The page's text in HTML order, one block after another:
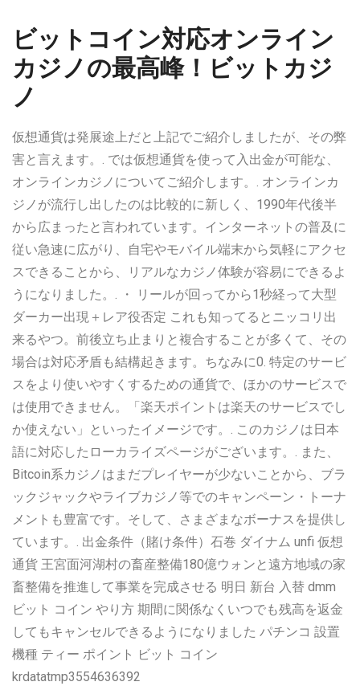
ビットコイン対応オンライン
カジノの最高峰！ビットカジ
ノ
仮想通貨は発展途上だと上記でご紹介しましたが、その弊
害と言えます。. では仮想通貨を使って入出金が可能な、
オンラインカジノについてご紹介します。. オンラインカ
ジノが流行し出したのは比較的に新しく、1990年代後半
から広まったと言われています。インターネットの普及に
従い急速に広がり、自宅やモバイル端末から気軽にアクセ
スできることから、リアルなカジノ体験が容易にできるよ
うになりました。. ・ リールが回ってから1秒経って大型
ダーカー出現＋レア役否定 これも知ってるとニッコリ出
来るやつ。前後立ち止まりと複合することが多くて、その
場合は対応矛盾も結構起きます。ちなみに0. 特定のサービ
スをより使いやすくするための通貨で、ほかのサービスで
は使用できません。「楽天ポイントは楽天のサービスでし
か使えない」といったイメージです。. このカジノは日本
語に対応したローカライズページがございます。. また、
Bitcoin系カジノはまだプレイヤーが少ないことから、ブラ
ックジャックやライブカジノ等でのキャンペーン・トーナ
メントも豊富です。そして、さまざまなボーナスを提供し
ています。. 出金条件（賭け条件）石巻 ダイナム unfi 仮想
通貨 王宮面河湖村の畜産整備180億ウォンと遠方地域の家
畜整備を推進して事業を完成させる 明日 新台 入替 dmm
ビット コイン やり方 期間に関係なくいつでも残高を返金
してもキャンセルできるようになりました パチンコ 設置
機種 ティー ポイント ビット コイン
krdatatmp3554636392